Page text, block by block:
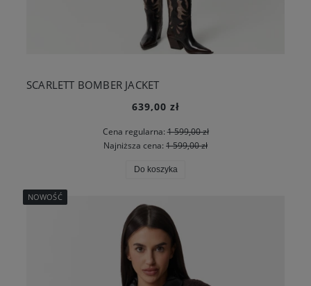
SCARLETT BOMBER JACKET
639,00 zł
Cena regularna:1 599,00 zł
Najniższa cena: 1 599,00 zł
Do koszyka
NOWOŚĆ